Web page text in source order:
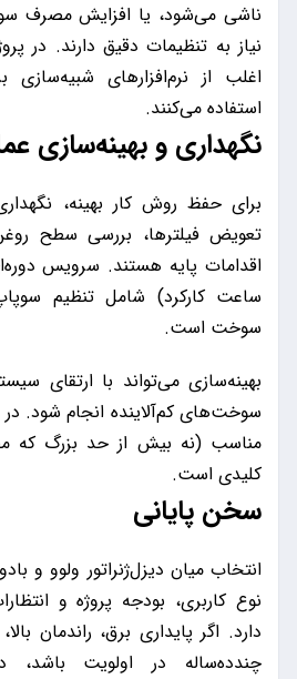
ناشی می‌شود، یا افزایش مصرف
نیاز به تنظیمات دقیق دارند. در
اغلب از نرم‌افزارهای شبیه‌سازی
استفاده می‌کنند.
نگهداری و بهینه‌سازی
برای حفظ روش کار بهینه،
تعویض فیلترها، بررسی سطح
ساعت کارکرد) شامل تنظیم
سوخت است.
بهینه‌سازی می‌تواند با ارتقای
سوخت‌های کم‌آلاینده انجام شود.
مناسب (نه بیش از حد بزرگ که
کلیدی است.
سخن پایانی
انتخاب میان دیزل‌ژنراتور ولوو و
نوع کاربری، بودجه پروژه و
دارد. اگر پایداری برق، راندمان